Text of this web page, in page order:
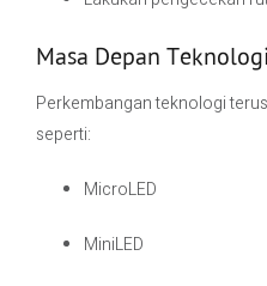
Masa Depan
Perkembangan teknologi
seperti:
MicroLED
MiniLED